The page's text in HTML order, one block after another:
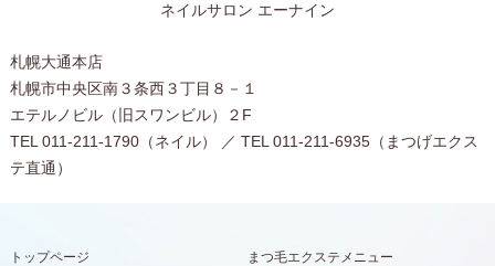
ネイルサロン エーナイン
札幌大通本店
札幌市中央区南３条西３丁目８－１
エテルノビル（旧スワンビル）２F
TEL 011-211-1790（ネイル） ／ TEL 011-211-6935（まつげエクス
テ直通）
トップページ
まつ毛エクステメニュー